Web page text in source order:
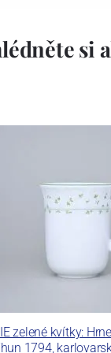
na výrobu
je schopen
si
zelené kvítky:
1794,